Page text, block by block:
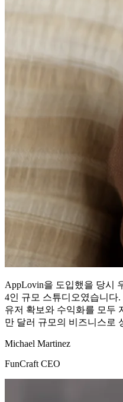
AppLovin을 도입했을 당시
4인 규모 스튜디오였습니다
유저 확보와 수익화를 모두
만 달러 규모의 비즈니스로
Michael Martinez
FunCraft CEO